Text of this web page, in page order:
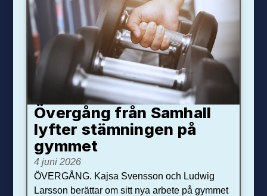
Övergång från Samhall
lyfter stämningen på
gymmet
4 juni 2026
ÖVERGÅNG. Kajsa Svensson och Ludwig
Larsson berättar om sitt nya arbete på gymmet